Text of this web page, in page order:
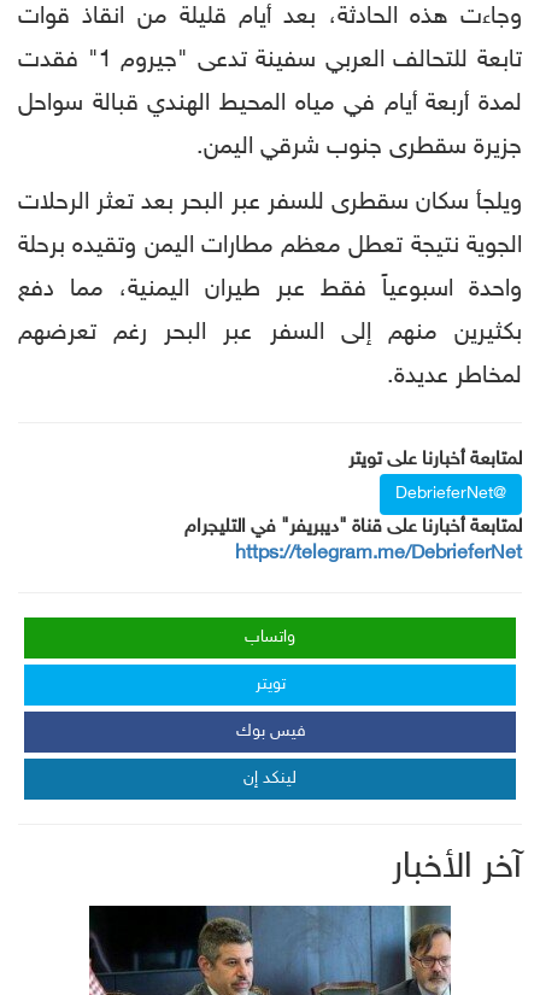
وجاءت هذه الحادثة، بعد أيام قليلة من انقاذ قوات
تابعة للتحالف العربي سفينة تدعى "جيروم 1" فقدت
لمدة أربعة أيام في مياه المحيط الهندي قبالة سواحل
جزيرة سقطرى جنوب شرقي اليمن.
ويلجأ سكان سقطرى للسفر عبر البحر بعد تعثر الرحلات
الجوية نتيجة تعطل معظم مطارات اليمن وتقيده برحلة
واحدة اسبوعياً فقط عبر طيران اليمنية، مما دفع
بكثيرين منهم إلى السفر عبر البحر رغم تعرضهم
لمخاطر عديدة.
لمتابعة أخبارنا على تويتر
@DebrieferNet
لمتابعة أخبارنا على قناة "ديبريفر" في التليجرام
https://telegram.me/DebrieferNet
واتساب
تويتر
فيس بوك
لينكد إن
آخر الأخبار